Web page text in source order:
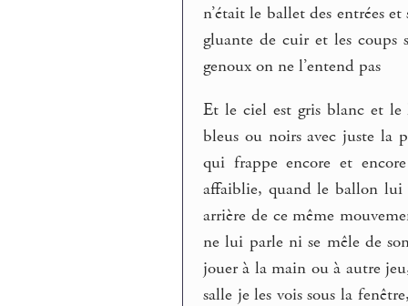
n’était le ballet des entrées
gluante de cuir et les coups
genoux on ne l’entend pas
Et le ciel est gris blanc et le
bleus ou noirs avec juste la
qui frappe encore et
affaiblie, quand le ballon lui
arrière de ce même
ne lui parle ni se mêle de
jouer à la main ou à autre
salle je les vois sous la